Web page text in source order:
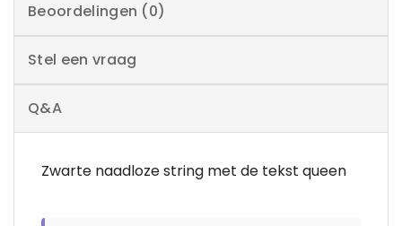
Beoordelingen (0)
Stel een vraag
Q&A
Zwarte naadloze string met de tekst queen